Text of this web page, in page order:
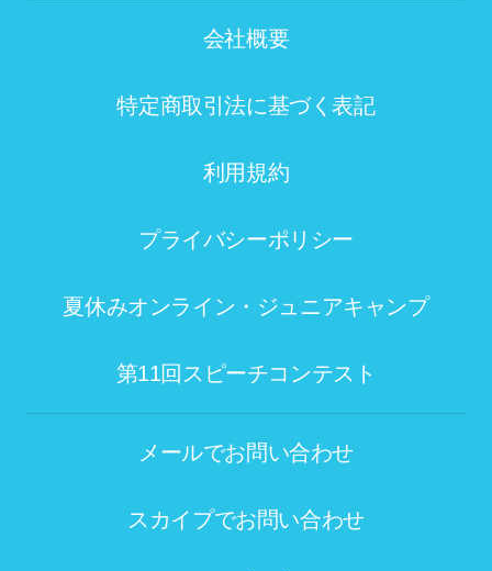
会社概要
特定商取引法に基づく表記
利用規約
プライバシーポリシー
夏休みオンライン・ジュニアキャンプ
第11回スピーチコンテスト
メールでお問い合わせ
スカイプでお問い合わせ